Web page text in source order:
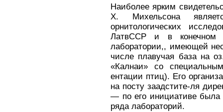
Наиболее ярким
X. Михельсона
орнитологических
ЛатвССР и в конечном
лаборатории,, имеющей
числе плавучая база на
«Калнаи» со
ентации птиц). Его
на посту заадстите-ля
— по его инициативе была
ряда лабораторий.